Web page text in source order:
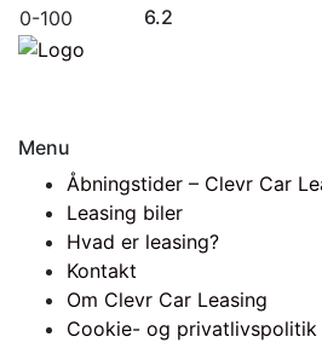
0-100
6.2
Menu
Åbningstider – Clevr Car
Leasing biler
Hvad er leasing?
Kontakt
Om Clevr Car Leasing
Cookie- og privatlivspolitik